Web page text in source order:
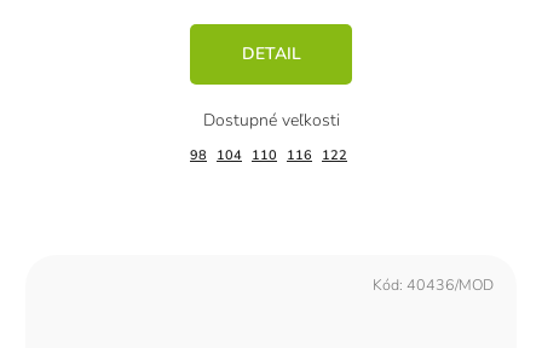
DETAIL
98 104 110 116 122
Kód: 40436/MOD